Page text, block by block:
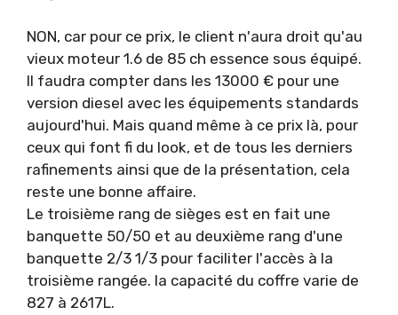
NON, car pour ce prix, le client n'aura droit qu'au
vieux moteur 1.6 de 85 ch essence sous équipé.
Il faudra compter dans les 13000 € pour une
version diesel avec les équipements standards
aujourd'hui. Mais quand même à ce prix là, pour
ceux qui font fi du look, et de tous les derniers
rafinements ainsi que de la présentation, cela
reste une bonne affaire.
Le troisième rang de sièges est en fait une
banquette 50/50 et au deuxième rang d'une
banquette 2/3 1/3 pour faciliter l'accès à la
troisième rangée. la capacité du coffre varie de
827 à 2617L.